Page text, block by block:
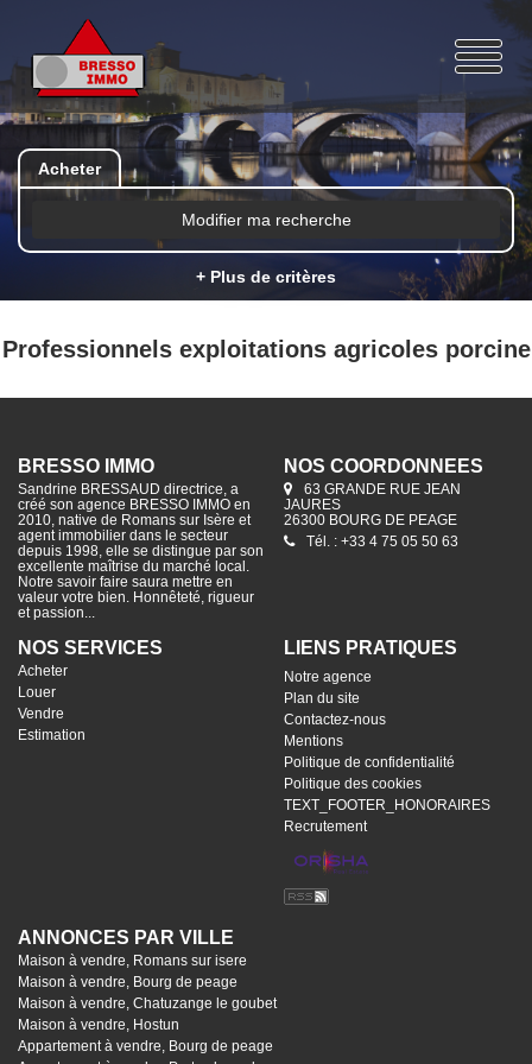
Acheter
Modifier ma recherche
+ Plus de critères
Professionnels exploitations agricoles porcine
BRESSO IMMO
Sandrine BRESSAUD directrice, a
créé son agence BRESSO IMMO en
2010, native de Romans sur Isère et
agent immobilier dans le secteur
depuis 1998, elle se distingue par son
excellente maîtrise du marché local.
Notre savoir faire saura mettre en
valeur votre bien. Honnêteté, rigueur
et passion...
NOS COORDONNÉES
63 GRANDE RUE JEAN
JAURES
26300 BOURG DE PEAGE
Tél. : +33 4 75 05 50 63
NOS SERVICES
Acheter
Louer
Vendre
Estimation
LIENS PRATIQUES
Notre agence
Plan du site
Contactez-nous
Mentions
Politique de confidentialité
Politique des cookies
TEXT_FOOTER_HONORAIRES
Recrutement
ANNONCES PAR VILLE
Maison à vendre, Romans sur isere
Maison à vendre, Bourg de peage
Maison à vendre, Chatuzange le goubet
Maison à vendre, Hostun
Appartement à vendre, Bourg de peage